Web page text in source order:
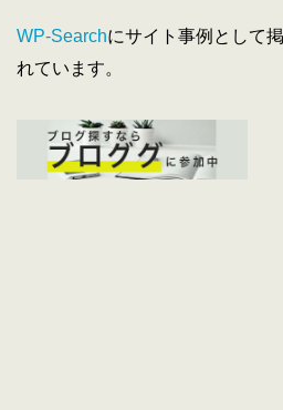
WP-Searchにサイト事例として
れています。